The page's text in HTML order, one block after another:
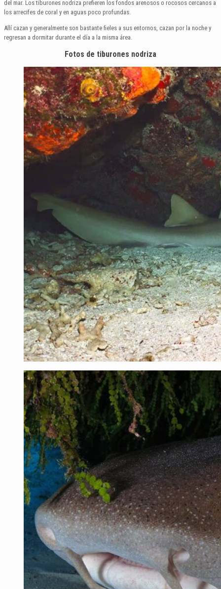
del mar. Los tiburones nodriza prefieren los fondos arenosos o rocosos cercanos a
los arrecifes de coral y en aguas poco profundas.
Allí cazan y generalmente son bastante fieles a sus entornos, cazan por la noche y
regresan a dormitar durante el día a la misma área.
Fotos de tiburones nodriza